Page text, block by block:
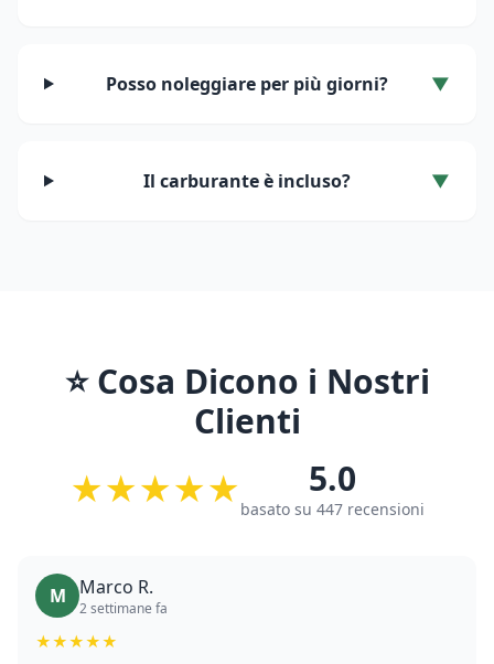
Posso noleggiare per più giorni? ▼
Il carburante è incluso? ▼
⭐ Cosa Dicono i Nostri
Clienti
★★★★★
5.0
basato su 447 recensioni
M Marco R.
2 settimane fa
★★★★★